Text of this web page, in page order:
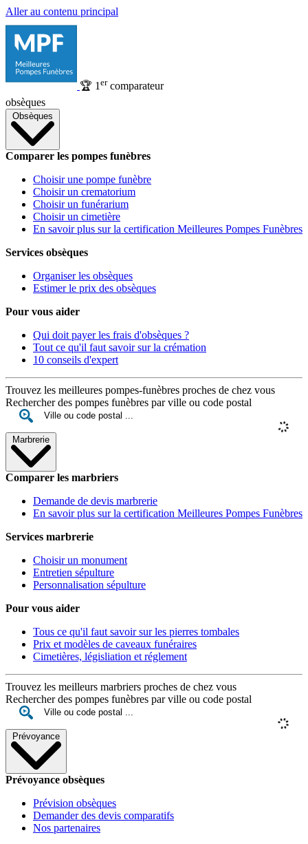
Aller au contenu principal
🏆 1 ercomparateur
obsèques
Obsèques
Comparer les pompes funèbres
Choisir une pompe funèbre
Choisir un crematorium
Choisir un funérarium
Choisir un cimetière
En savoir plus sur la certification Meilleures Pompes Funèbres
Services obsèques
Organiser les obsèques
Estimer le prix des obsèques
Pour vous aider
Qui doit payer les frais d'obsèques ?
Tout ce qu'il faut savoir sur la crémation
10 conseils d'expert
Trouvez les meilleures pompes-funèbres proches de chez vous
Rechercher des pompes funèbres par ville ou code postal
Marbrerie
Comparer les marbriers
Demande de devis marbrerie
En savoir plus sur la certification Meilleures Pompes Funèbres
Services marbrerie
Choisir un monument
Entretien sépulture
Personnalisation sépulture
Pour vous aider
Tous ce qu'il faut savoir sur les pierres tombales
Prix et modèles de caveaux funéraires
Cimetières, législiation et réglement
Trouvez les meilleurs marbriers proches de chez vous
Rechercher des pompes funèbres par ville ou code postal
Prévoyance
Prévoyance obsèques
Prévision obsèques
Demander des devis comparatifs
Nos partenaires